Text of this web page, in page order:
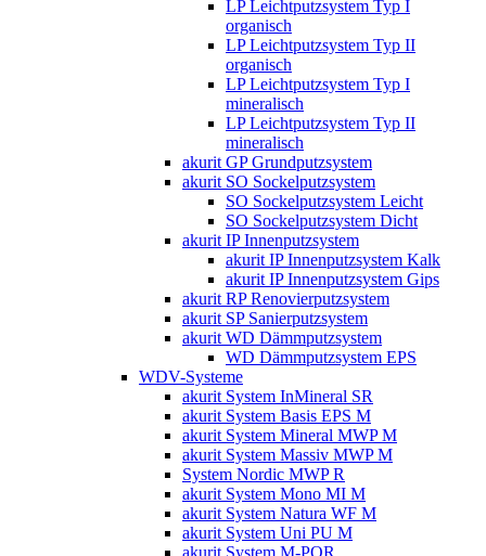
LP Leichtputzsystem Typ I
organisch
LP Leichtputzsystem Typ II
organisch
LP Leichtputzsystem Typ I
mineralisch
LP Leichtputzsystem Typ II
mineralisch
akurit GP Grundputzsystem
akurit SO Sockelputzsystem
SO Sockelputzsystem Leicht
SO Sockelputzsystem Dicht
akurit IP Innenputzsystem
akurit IP Innenputzsystem Kalk
akurit IP Innenputzsystem Gips
akurit RP Renovierputzsystem
akurit SP Sanierputzsystem
akurit WD Dämmputzsystem
WD Dämmputzsystem EPS
WDV-Systeme
akurit System InMineral SR
akurit System Basis EPS M
akurit System Mineral MWP M
akurit System Massiv MWP M
System Nordic MWP R
akurit System Mono MI M
akurit System Natura WF M
akurit System Uni PU M
akurit System M-POR